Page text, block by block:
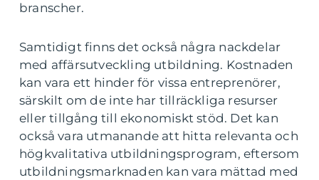
branscher.
Samtidigt finns det också några nackdelar
med affärsutveckling utbildning. Kostnaden
kan vara ett hinder för vissa entreprenörer,
särskilt om de inte har tillräckliga resurser
eller tillgång till ekonomiskt stöd. Det kan
också vara utmanande att hitta relevanta och
högkvalitativa utbildningsprogram, eftersom
utbildningsmarknaden kan vara mättad med